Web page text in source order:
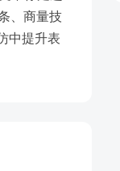
、商量技
中提升表